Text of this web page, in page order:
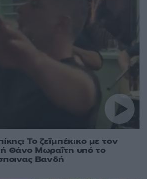
Το ζεϊμπέκικο με τον
Θάνο Μωραΐτη υπό το
Βανδή